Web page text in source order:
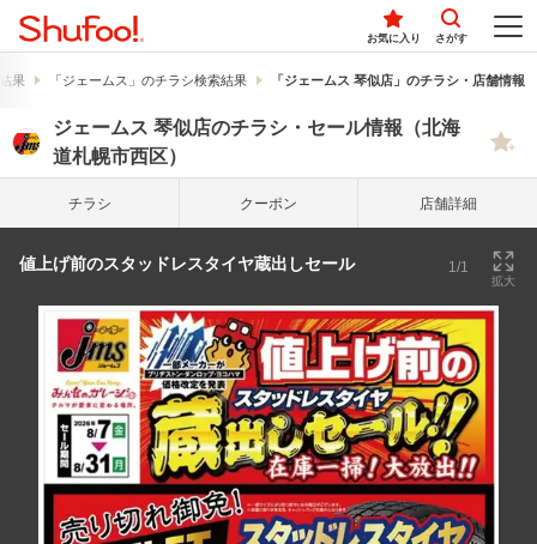
お気に入り さがす
果 「ジェームス」のチラシ検索結果 「ジェームス 琴似店」のチラシ・店舗情報
ジェームス 琴似店のチラシ・セール情報（北海
道札幌市西区）
チラシ クーポン 店舗詳細
値上げ前のスタッドレスタイヤ蔵出しセール 1/1
拡大